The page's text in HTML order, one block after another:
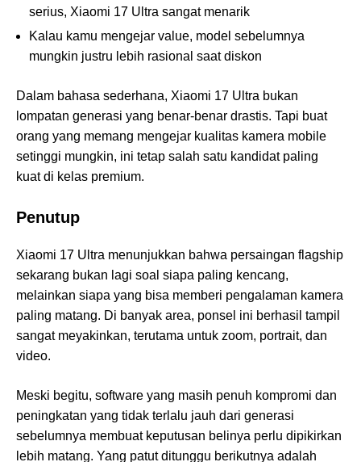
serius, Xiaomi 17 Ultra sangat menarik
Kalau kamu mengejar value, model sebelumnya
mungkin justru lebih rasional saat diskon
Dalam bahasa sederhana, Xiaomi 17 Ultra bukan
lompatan generasi yang benar-benar drastis. Tapi buat
orang yang memang mengejar kualitas kamera mobile
setinggi mungkin, ini tetap salah satu kandidat paling
kuat di kelas premium.
Penutup
Xiaomi 17 Ultra menunjukkan bahwa persaingan flagship
sekarang bukan lagi soal siapa paling kencang,
melainkan siapa yang bisa memberi pengalaman kamera
paling matang. Di banyak area, ponsel ini berhasil tampil
sangat meyakinkan, terutama untuk zoom, portrait, dan
video.
Meski begitu, software yang masih penuh kompromi dan
peningkatan yang tidak terlalu jauh dari generasi
sebelumnya membuat keputusan belinya perlu dipikirkan
lebih matang. Yang patut ditunggu berikutnya adalah